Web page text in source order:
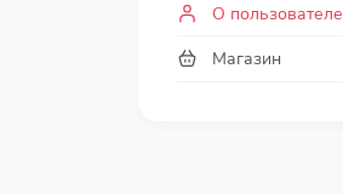
О пользователе
Магазин